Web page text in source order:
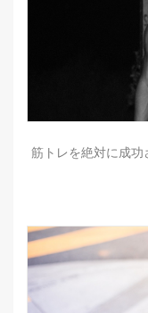
筋トレを絶対に成